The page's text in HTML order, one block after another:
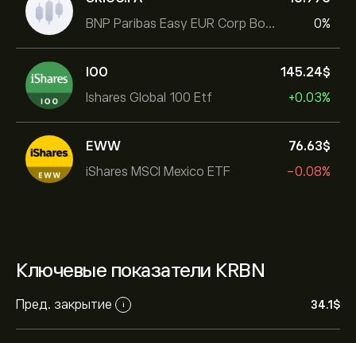
BNP Paribas Easy EUR Corp Bond SRI Fossil Free Ult
0%
IOO
Ishares Global 100 Etf
145.24‎$‎
+0.03%
EWW
iShares MSCI Mexico ETF
76.63‎$‎
-0.08%
Ключевые показатели KRBN
Пред. закрытие i 34.1‎$‎